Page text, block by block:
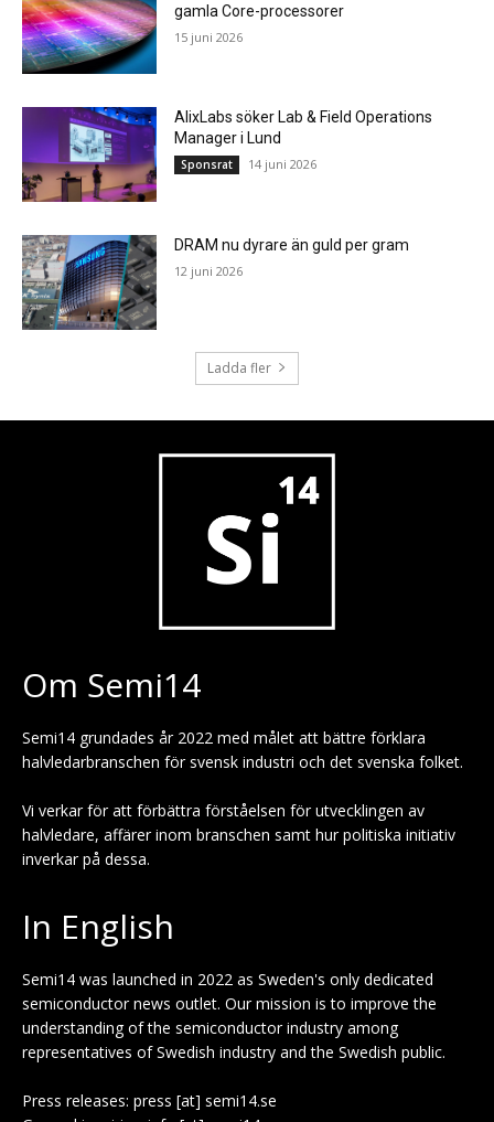
gamla Core-processorer
15 juni 2026
AlixLabs söker Lab & Field Operations
Manager i Lund
Sponsrat 14 juni 2026
DRAM nu dyrare än guld per gram
12 juni 2026
Ladda fler
Om Semi14
Semi14 grundades år 2022 med målet att bättre förklara
halvledarbranschen för svensk industri och det svenska folket.
Vi verkar för att förbättra förståelsen för utvecklingen av
halvledare, affärer inom branschen samt hur politiska initiativ
inverkar på dessa.
In English
Semi14 was launched in 2022 as Sweden's only dedicated
semiconductor news outlet. Our mission is to improve the
understanding of the semiconductor industry among
representatives of Swedish industry and the Swedish public.
Press releases: press [at] semi14.se